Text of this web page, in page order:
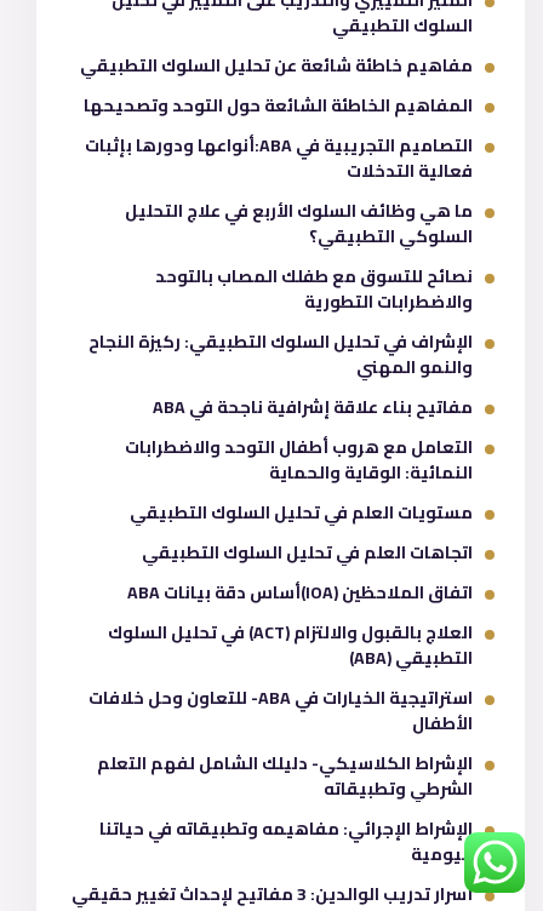
السلوك التطبيقي
مفاهيم خاطئة شائعة عن تحليل السلوك التطبيقي
المفاهيم الخاطئة الشائعة حول التوحد وتصحيحها
التصاميم التجريبية في ABA:أنواعها ودورها بإثبات
فعالية التدخلات
ما هي وظائف السلوك الأربع في علاج التحليل
السلوكي التطبيقي؟
نصائح للتسوق مع طفلك المصاب بالتوحد
والاضطرابات التطورية
الإشراف في تحليل السلوك التطبيقي: ركيزة النجاح
والنمو المهني
مفاتيح بناء علاقة إشرافية ناجحة في ABA
التعامل مع هروب أطفال التوحد والاضطرابات
النمائية: الوقاية والحماية
مستويات العلم في تحليل السلوك التطبيقي
اتجاهات العلم في تحليل السلوك التطبيقي
اتفاق الملاحظين (IOA)أساس دقة بيانات ABA
العلاج بالقبول والالتزام (ACT) في تحليل السلوك
التطبيقي (ABA)
استراتيجية الخيارات في ABA- للتعاون وحل خلافات
الأطفال
الإشراط الكلاسيكي- دليلك الشامل لفهم التعلم
الشرطي وتطبيقاته
الإشراط الإجرائي: مفاهيمه وتطبيقاته في حياتنا
اليومية
أسرار تدريب الوالدين: 3 مفاتيح لإحداث تغيير حقيقي